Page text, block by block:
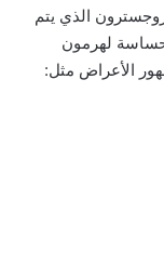
الذي يتم
حساسة لهرمون
الأعراض مثل: